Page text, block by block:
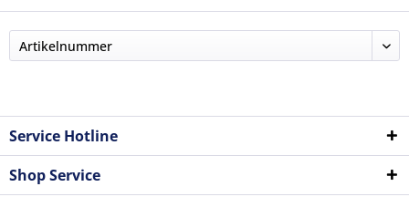
Service Hotline
Shop Service